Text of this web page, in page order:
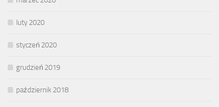
luty 2020
styczeń 2020
grudzień 2019
październik 2018